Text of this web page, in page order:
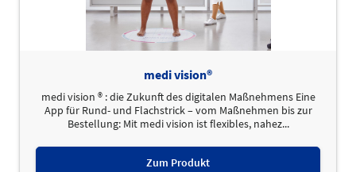
medi vision®
medi vision ® : die Zukunft des digitalen Maßnehmens Eine
App für Rund- und Flachstrick – vom Maßnehmen bis zur
Bestellung: Mit medi vision ist flexibles, nahez...
Zum Produkt